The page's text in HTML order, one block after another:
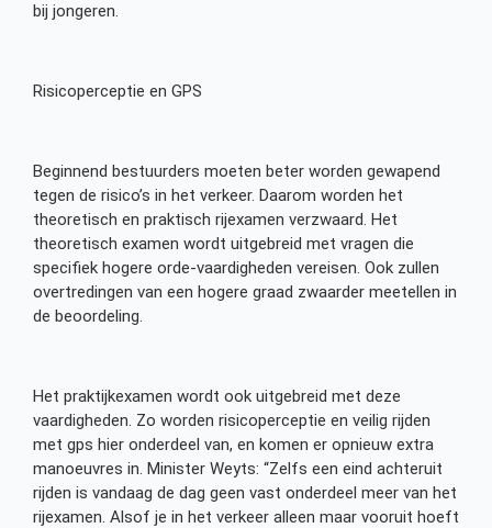
bij jongeren.
Risicoperceptie en GPS
Beginnend bestuurders moeten beter worden gewapend
tegen de risico’s in het verkeer. Daarom worden het
theoretisch en praktisch rijexamen verzwaard. Het
theoretisch examen wordt uitgebreid met vragen die
specifiek hogere orde-vaardigheden vereisen. Ook zullen
overtredingen van een hogere graad zwaarder meetellen in
de beoordeling.
Het praktijkexamen wordt ook uitgebreid met deze
vaardigheden. Zo worden risicoperceptie en veilig rijden
met gps hier onderdeel van, en komen er opnieuw extra
manoeuvres in. Minister Weyts: “Zelfs een eind achteruit
rijden is vandaag de dag geen vast onderdeel meer van het
rijexamen. Alsof je in het verkeer alleen maar vooruit hoeft